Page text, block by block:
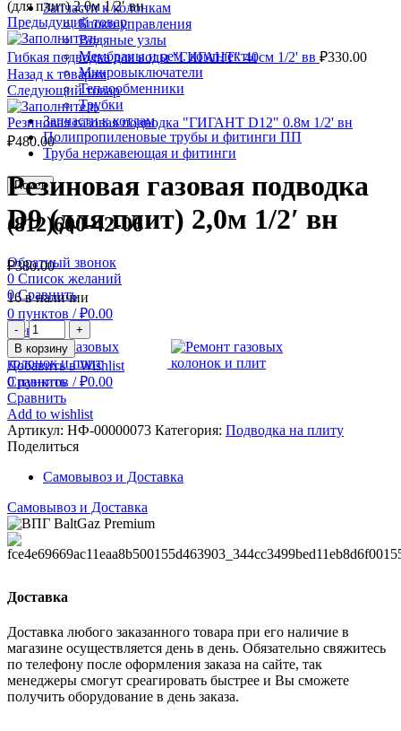
Запчасти к колонкам
Блоки управления
Водяные узлы
Мембраны и рем. комплекты
Микровыключатели
Теплообменники
Трубки
Запчасти к котлам
Полипропиленовые трубы и фитинги ПП
Труба нержавеющая и фитинги
Поиск
(812)600-42-06
Обратный звонок
0 Список желаний
0 Сравнить
0 пунктов / ₽0.00
Меню
0пунктов / ₽0.00
(для плит) 2,0м 1/2′ вн
Предыдущий товар
Гибкая подводка для воды "ГИГАНТ" 40см 1/2' вв ₽330.00
Назад к товарам
Следующий товар
Резиновая газовая подводка "ГИГАНТ D12" 0.8м 1/2' вн
₽480.00
Резиновая газовая подводка
D9 (для плит) 2,0м 1/2′ вн
₽380.00
16 в наличии
Количество
Резиновая
газовая
подводка
D9
(для
плит)
2,0м
1/2'
вн
В корзину
Добавить в Wishlist
Сравнить
Сравнить
Add to wishlist
Артикул: НФ-00000073 Категория: Подводка на плиту
Поделиться
Самовывоз и Доставка
Самовывоз и Доставка
Доставка
Доставка любого заказанного товара при его наличие в
магазине осуществляется день в день. Обязательно свяжитесь
по телефону после оформления заказа на сайте, так
менеджеры смогут среагировать быстрее и Вы сможете
получить оборудование в день заказа.